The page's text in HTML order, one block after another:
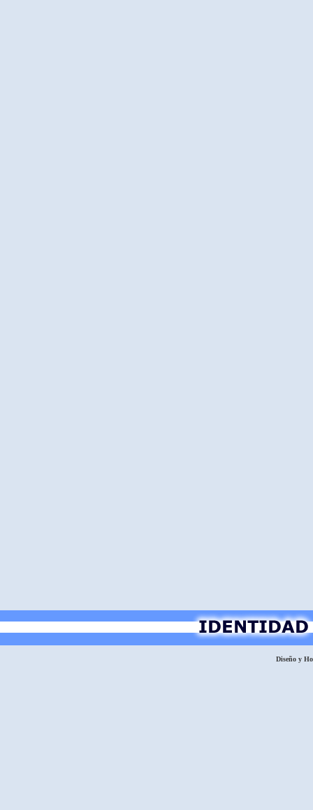
Diseño y